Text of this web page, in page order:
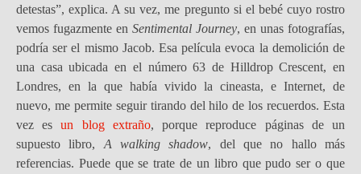
detestas”, explica. A su vez, me pregunto si el bebé cuyo rostro
vemos fugazmente en Sentimental Journey, en unas fotografías,
podría ser el mismo Jacob. Esa película evoca la demolición de
una casa ubicada en el número 63 de Hilldrop Crescent, en
Londres, en la que había vivido la cineasta, e Internet, de
nuevo, me permite seguir tirando del hilo de los recuerdos. Esta
vez esun blog extraño, porque reproduce páginas de un
supuesto libro, A walking shadow, del que no hallo más
referencias. Puede que se trate de un libro que pudo ser o que